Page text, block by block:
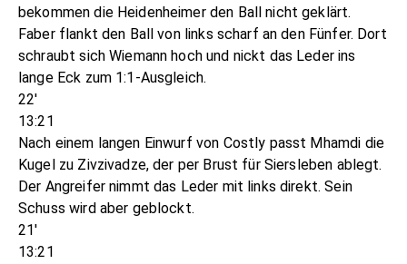
bekommen die Heidenheimer den Ball nicht geklärt.
Faber flankt den Ball von links scharf an den Fünfer. Dort
schraubt sich Wiemann hoch und nickt das Leder ins
lange Eck zum 1:1-Ausgleich.
22'
13:21
Nach einem langen Einwurf von Costly passt Mhamdi die
Kugel zu Zivzivadze, der per Brust für Siersleben ablegt.
Der Angreifer nimmt das Leder mit links direkt. Sein
Schuss wird aber geblockt.
21'
13:21